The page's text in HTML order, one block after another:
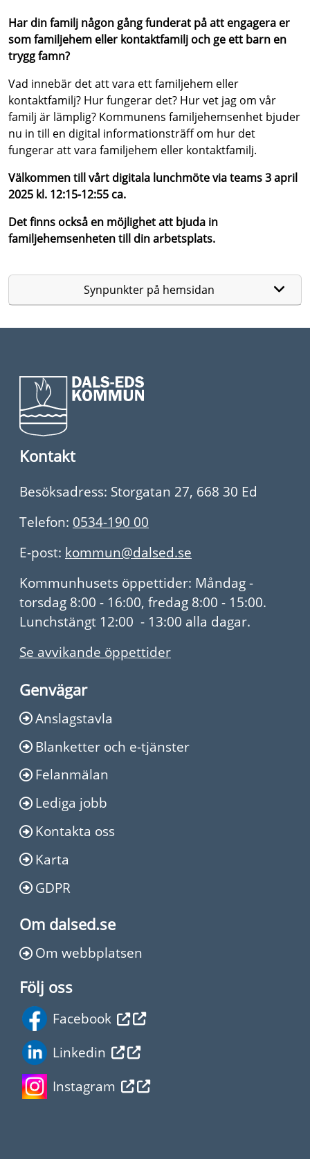
Har din familj någon gång funderat på att engagera er
som familjehem eller kontaktfamilj och ge ett barn en
trygg famn?
Vad innebär det att vara ett familjehem eller
kontaktfamilj? Hur fungerar det? Hur vet jag om vår
familj är lämplig? Kommunens familjehemsenhet bjuder
nu in till en digital informationsträff om hur det
fungerar att vara familjehem eller kontaktfamilj.
Välkommen till vårt digitala lunchmöte via teams 3 april
2025 kl. 12:15-12:55 ca.
Det finns också en möjlighet att bjuda in
familjehemsenheten till din arbetsplats.
Synpunkter på hemsidan
Kontakt
Besöksadress: Storgatan 27, 668 30 Ed
Telefon: 0534-190 00
E-post: kommun@dalsed.se
Kommunhusets öppettider: Måndag -
torsdag 8:00 - 16:00, fredag 8:00 - 15:00.
Lunchstängt 12:00 - 13:00 alla dagar.
Se avvikande öppettider
Genvägar
Anslagstavla
Blanketter och e-tjänster
Felanmälan
Lediga jobb
Kontakta oss
Karta
GDPR
Om dalsed.se
Om webbplatsen
Följ oss
Facebook
Linkedin
Instagram